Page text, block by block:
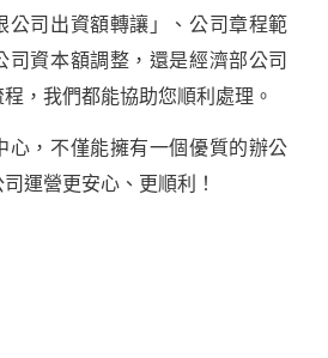
公司出資額轉讓」、公司章程範
司資本額調整，還是經濟部公司
，我們都能協助您順利處理。
心，不僅能擁有一個優質的辦公
運營更安心、更順利！